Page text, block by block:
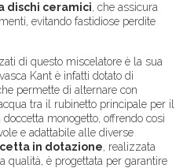
dischi ceramici, che assicura
evitando fastidiose perdite
di questo miscelatore è la sua
Kant è infatti dotato di
permette di alternare con
tra il rubinetto principale per il
monogetto, offrendo così
e adattabile alle diverse
in dotazione, realizzata
qualità, è progettata per garantire